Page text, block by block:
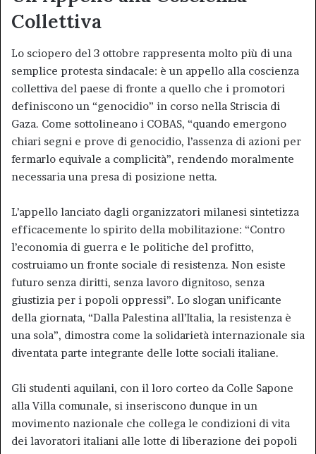
Collettiva
Lo sciopero del 3 ottobre rappresenta molto più di una
semplice protesta sindacale: è un appello alla coscienza
collettiva del paese di fronte a quello che i promotori
definiscono un “genocidio” in corso nella Striscia di
Gaza. Come sottolineano i COBAS, “quando emergono
chiari segni e prove di genocidio, l’assenza di azioni per
fermarlo equivale a complicità”, rendendo moralmente
necessaria una presa di posizione netta.
L’appello lanciato dagli organizzatori milanesi sintetizza
efficacemente lo spirito della mobilitazione: “Contro
l’economia di guerra e le politiche del profitto,
costruiamo un fronte sociale di resistenza. Non esiste
futuro senza diritti, senza lavoro dignitoso, senza
giustizia per i popoli oppressi”. Lo slogan unificante
della giornata, “Dalla Palestina all’Italia, la resistenza è
una sola”, dimostra come la solidarietà internazionale sia
diventata parte integrante delle lotte sociali italiane.
Gli studenti aquilani, con il loro corteo da Colle Sapone
alla Villa comunale, si inseriscono dunque in un
movimento nazionale che collega le condizioni di vita
dei lavoratori italiani alle lotte di liberazione dei popoli